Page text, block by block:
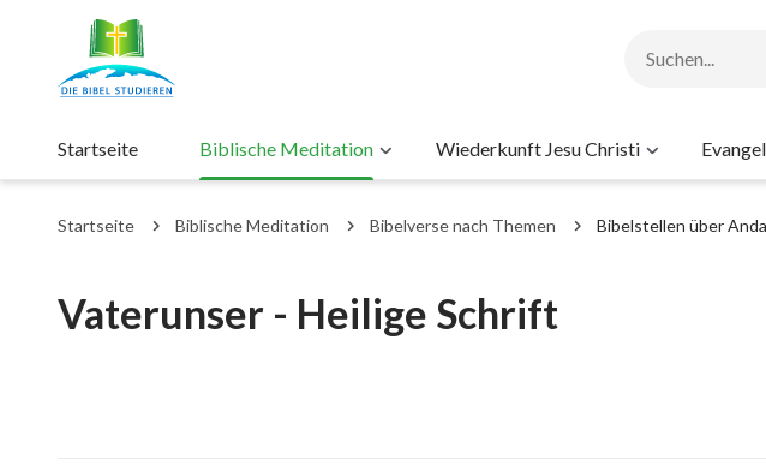
Startseite Biblische Meditation Wiederkunft Jesu Christi
Startseite Biblische Meditation Bibelverse nach Themen Bibelstellen über
Vaterunser - Heilige Schrift